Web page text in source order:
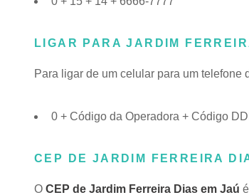
LIGAR PARA JARDIM
Para ligar de um celular para um
0 + Código da Operadora + Código
CEP DE JARDIM FERREIRA
O CEP de Jardim Ferreira Dias em Jaú